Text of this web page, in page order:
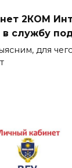
2КОМ
в службу
для